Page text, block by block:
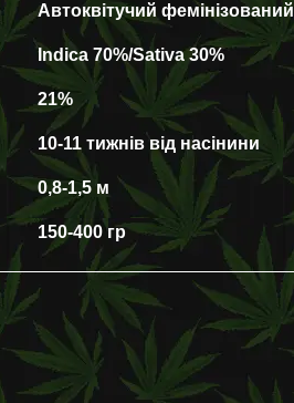
Автоквітучий фемінізований
Indica 70%/Sativa 30%
21%
10-11 тижнів від насінини
0,8-1,5 м
150-400 гр